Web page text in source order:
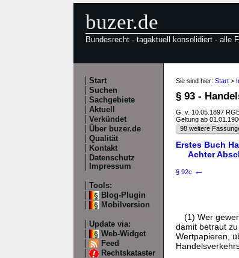
buzer.de
Bundesrecht - tagaktuell konsolidiert - alle
Start
Suchen
Sachgebiete
Aktuell
Verkündet
Über buzer.de
Qualität
Kontakt
Datenschutz
Impressum
Tools:
Blog-Plugin
Mobilversion
Update via:
Web-Widget
Feed
Rechtskataster
Sie sind hier: Start >
§ 93 -
G. v. 10.05.1897
Geltung ab
98 weitere
Erstes Buch
Achter
§ 92c ←
(1) Wer
damit betraut
Wertpapieren,